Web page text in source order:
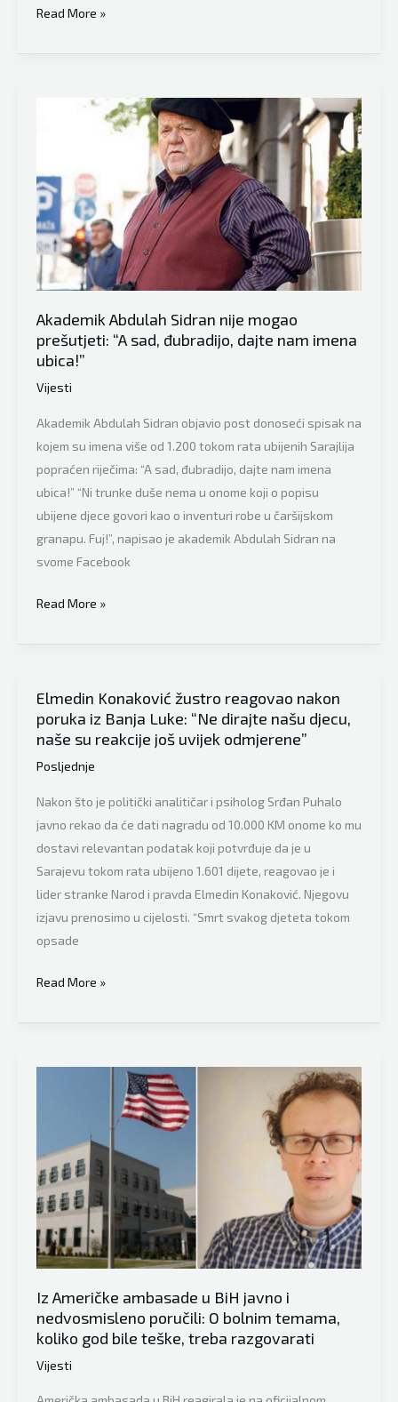
Puhalo
hajci
o
ubijenoj
djeci
Sarajeva:
“Samo
sam
tražio
dokaze,
pa
da
Srđan
i
svi
ostali”
Read More »
Akademik Abdulah Sidran nije mogao
prešutjeti: “A sad, đubradijo, dajte nam imena
ubica!”
Vijesti
Akademik Abdulah Sidran objavio post donoseći spisak na
kojem su imena više od 1.200 tokom rata ubijenih Sarajlija
popraćen riječima: “A sad, đubradijo, dajte nam imena
ubica!” “Ni trunke duše nema u onome koji o popisu
ubijene djece govori kao o inventuri robe u čaršijskom
granapu. Fuj!”, napisao je akademik Abdulah Sidran na
svome Facebook
Akademik
Sidran
mogao
prešutjeti:
“A
sad,
dajte
nam
imena
ubica!”
Read More »
Elmedin Konaković žustro reagovao nakon
poruka iz Banja Luke: “Ne dirajte našu djecu,
naše su reakcije još uvijek odmjerene”
Posljednje
Nakon što je politički analitičar i psiholog Srđan Puhalo
javno rekao da će dati nagradu od 10.000 KM onome ko mu
dostavi relevantan podatak koji potvrđuje da je u
Sarajevu tokom rata ubijeno 1.601 dijete, reagovao je i
lider stranke Narod i pravda Elmedin Konaković. Njegovu
izjavu prenosimo u cijelosti. “Smrt svakog djeteta tokom
opsade
Elmedin
žustro
Luke:
“Ne
dirajte
našu
djecu,
su
reakcije
uvijek
odmjerene”
Read More »
Iz Američke ambasade u BiH javno i
nedvosmisleno poručili: O bolnim temama,
koliko god bile teške, treba razgovarati
Vijesti